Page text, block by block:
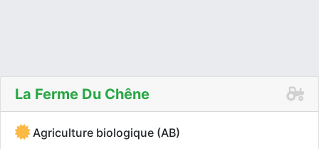
La Ferme Du Chêne
Agriculture biologique (AB)